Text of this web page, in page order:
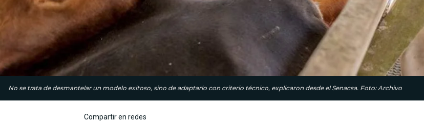
No se trata de desmantelar un modelo exitoso, sino de adaptarlo con criterio técnico, explicaron desde el Senacsa. Foto: Archivo
Compartir en redes